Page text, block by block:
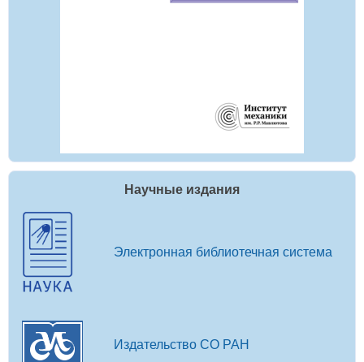
Научные издания
Электронная библиотечная система
Издательство СО РАН